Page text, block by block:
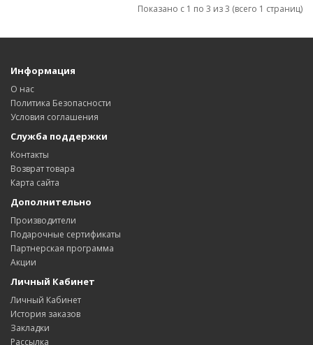
Показано с 1 по 3 из 3 (всего 1 страниц)
Информация
О нас
Политика Безопасности
Условия соглашения
Служба поддержки
Контакты
Возврат товара
Карта сайта
Дополнительно
Производители
Подарочные сертификаты
Партнерская программа
Акции
Личный Кабинет
Личный Кабинет
История заказов
Закладки
Рассылка